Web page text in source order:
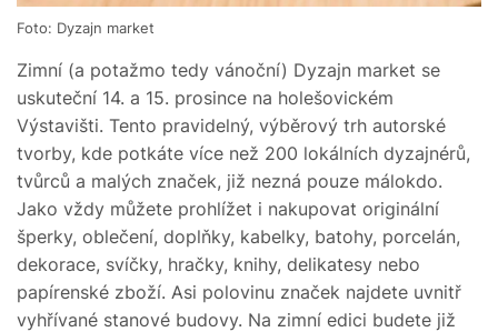
Foto: Dyzajn market
Zimní (a potažmo tedy vánoční) Dyzajn market se
uskuteční 14. a 15. prosince na holešovickém
Výstavišti. Tento pravidelný, výběrový trh autorské
tvorby, kde potkáte více než 200 lokálních dyzajnérů,
tvůrců a malých značek, již nezná pouze málokdo.
Jako vždy můžete prohlížet i nakupovat originální
šperky, oblečení, doplňky, kabelky, batohy, porcelán,
dekorace, svíčky, hračky, knihy, delikatesy nebo
papírenské zboží. Asi polovinu značek najdete uvnitř
vyhřívané stanové budovy. Na zimní edici budete již